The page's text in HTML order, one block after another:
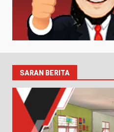
SARAN BERITA